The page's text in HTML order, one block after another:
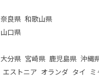
奈良県 和歌山県
山口県
大分県 宮崎県 鹿児島県 沖縄
エストニア オランダ タイ ミ